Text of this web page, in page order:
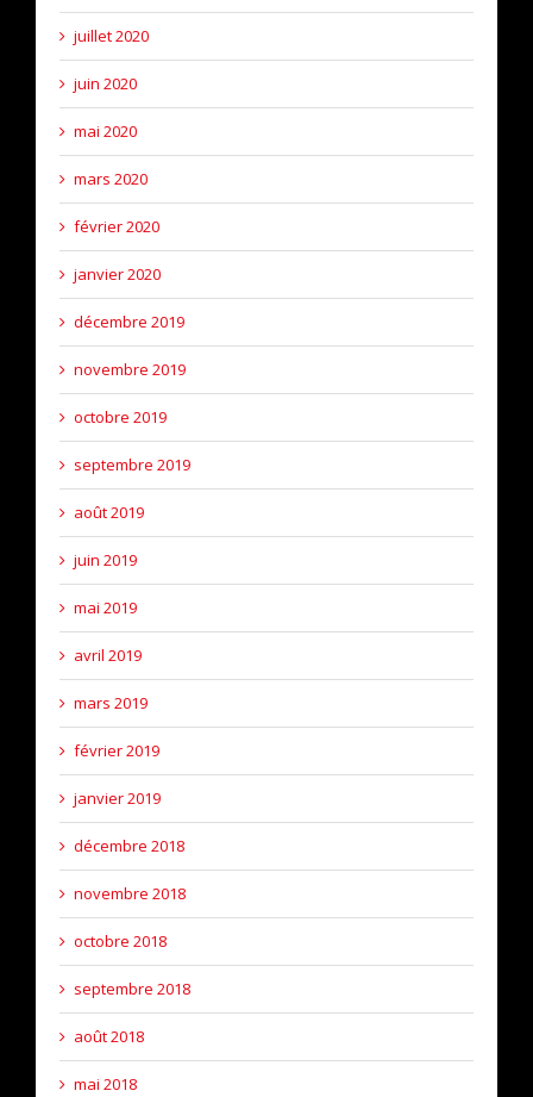
juillet 2020
juin 2020
mai 2020
mars 2020
février 2020
janvier 2020
décembre 2019
novembre 2019
octobre 2019
septembre 2019
août 2019
juin 2019
mai 2019
avril 2019
mars 2019
février 2019
janvier 2019
décembre 2018
novembre 2018
octobre 2018
septembre 2018
août 2018
mai 2018